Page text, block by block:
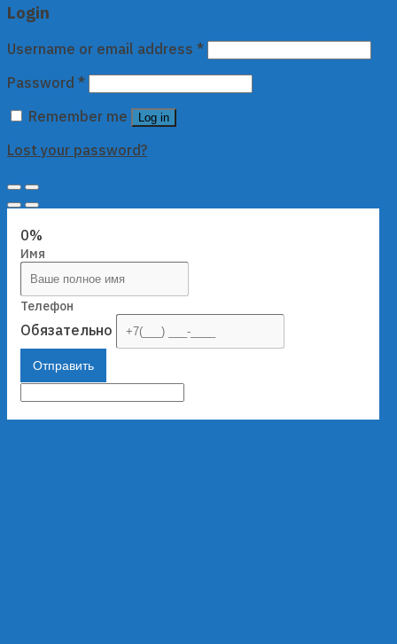
Login
Username or email address *
Password *
Remember me
Log in
Lost your password?
0%
Имя
Телефон
Обязательно
Отправить